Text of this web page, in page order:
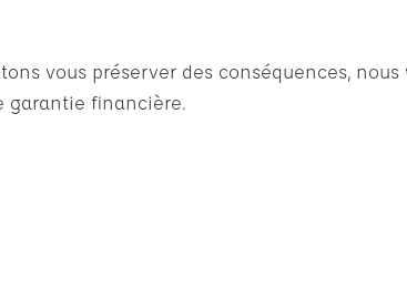
vous préserver des conséquences, nous
garantie financière.